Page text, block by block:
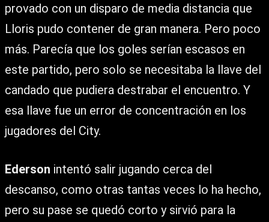
provado con un disparo de media distancia que
Lloris pudo contener de gran manera. Pero poco
más. Parecía que los goles serían escasos en
este partido, pero solo se necesitaba la llave del
candado que pudiera destrabar el encuentro. Y
esa llave fue un error de concentración en los
jugadores del City.
Ederson intentó salir jugando cerca del
descanso, como otras tantas veces lo ha hecho,
pero su pase se quedó corto y sirvió para la